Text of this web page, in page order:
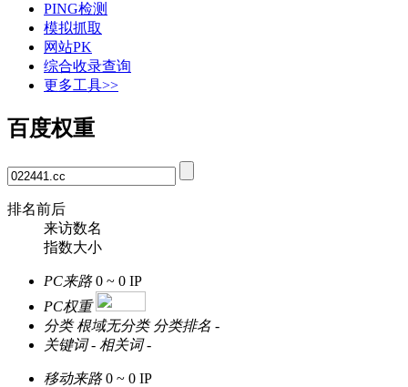
PING检测
模拟抓取
网站PK
综合收录查询
更多工具>>
百度权重
排名前后
来访数名
指数大小
PC来路 0 ~ 0 IP
PC权重
分类 根域无分类 分类排名 -
关键词 - 相关词 -
移动来路 0 ~ 0 IP